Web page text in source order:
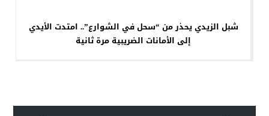
شبل الزيدي يحذر من “سحل في الشوارع”.. امتدت الأيدي
إلى الأمانات الضريبية مرة ثانية